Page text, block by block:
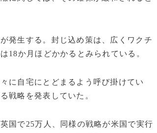
発生する。封じ込め策は、広くワクチ
18か月ほどかかるとみられている。
に自宅にとどまるよう呼び掛けてい
戦略を発表していた。
国で25万人、同様の戦略が米国で実行